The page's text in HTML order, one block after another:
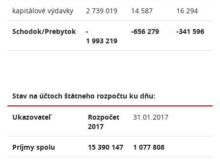
kapitálové výdavky 2 739 019 14 587 16 294
Schodok/Prebytok
-
1 993 219
-656 279 -341 596
Stav na účtoch štátneho rozpočtu ku dňu:
Ukazovateľ
Rozpočet
2017
31.01.2017
Príjmy spolu 15 390 147 1 077 808